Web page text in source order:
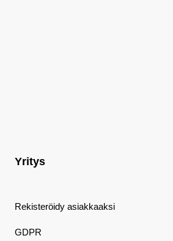
Yritys
Rekisteröidy asiakkaaksi
GDPR